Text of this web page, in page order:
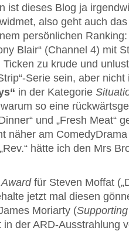
ist dieses Blog ja
also geht auch
persönlichen
Blair“ (Channel 4) mit
zu krude und
Serie sein, aber nicht
in der Kategorie
so eine
und „Fresh Meat“
näher am
hätte ich den Mrs
für Steven Moffat
jetzt mal diesen
Moriarty (
der ARD-Ausstrahlung